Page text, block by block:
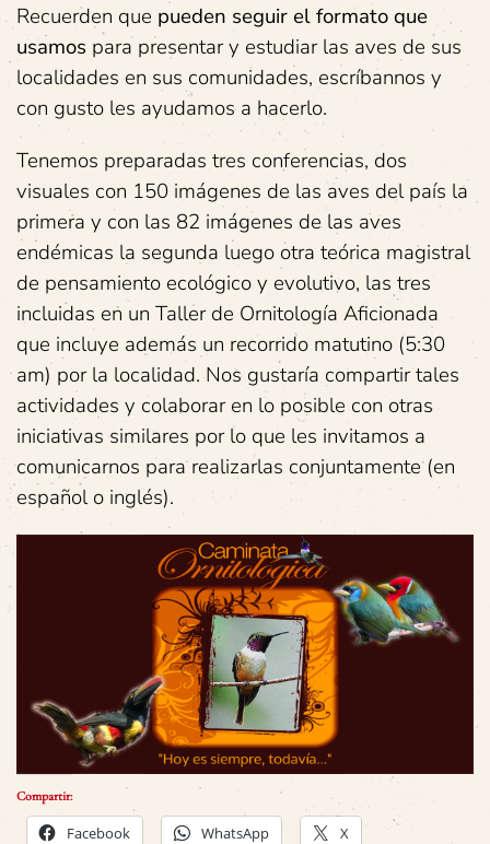
Recuerden que pueden seguir el formato que
usamos para presentar y estudiar las aves de sus
localidades en sus comunidades, escríbannos y
con gusto les ayudamos a hacerlo.
Tenemos preparadas tres conferencias, dos
visuales con 150 imágenes de las aves del país la
primera y con las 82 imágenes de las aves
endémicas la segunda luego otra teórica magistral
de pensamiento ecológico y evolutivo, las tres
incluidas en un Taller de Ornitología Aficionada
que incluye además un recorrido matutino (5:30
am) por la localidad. Nos gustaría compartir tales
actividades y colaborar en lo posible con otras
iniciativas similares por lo que les invitamos a
comunicarnos para realizarlas conjuntamente (en
español o inglés).
Compartir:
Facebook WhatsApp X